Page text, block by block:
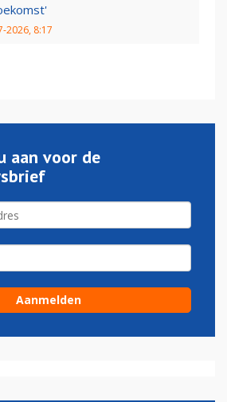
2026, 8:17
aan voor de